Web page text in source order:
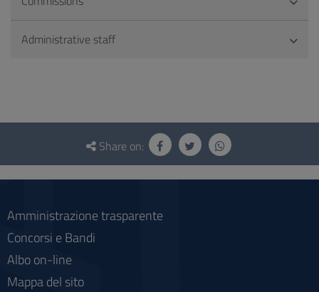
Administrative staff
Questionnaire
social
Share on:
Amministrazione trasparente
Concorsi e Bandi
Albo on-line
Mappa del sito